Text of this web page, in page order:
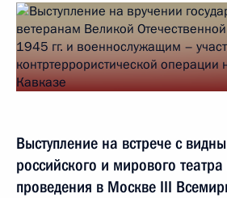
Выступление на встрече с
российского и мирового
проведения в Москве III